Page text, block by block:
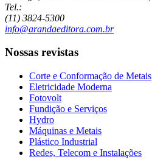
Tel.:
(11) 3824-5300
info@arandaeditora.com.br
Nossas revistas
Corte e Conformação de Metais
Eletricidade Moderna
Fotovolt
Fundição e Serviços
Hydro
Máquinas e Metais
Plástico Industrial
Redes, Telecom e Instalações